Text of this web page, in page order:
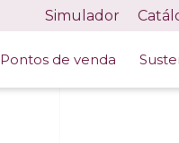
Simulador
Pontos de venda